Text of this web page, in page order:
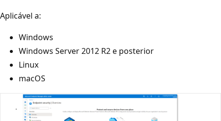
Aplicável a:
Windows
Windows Server 2012 R2 e posterior
Linux
macOS